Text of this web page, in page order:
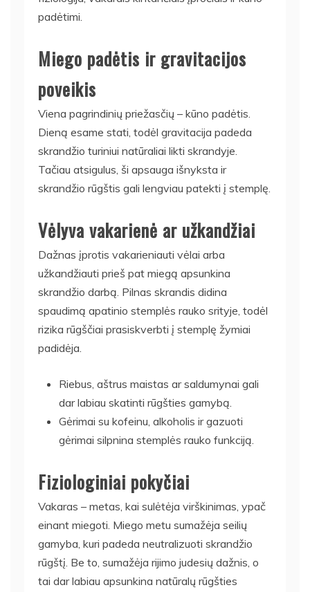
padėtimi.
Miego padėtis ir gravitacijos
poveikis
Viena pagrindinių priežasčių – kūno padėtis.
Dieną esame stati, todėl gravitacija padeda
skrandžio turiniui natūraliai likti skrandyje.
Tačiau atsigulus, ši apsauga išnyksta ir
skrandžio rūgštis gali lengviau patekti į stemplę.
Vėlyva vakarienė ar užkandžiai
Dažnas įprotis vakarieniauti vėlai arba
užkandžiauti prieš pat miegą apsunkina
skrandžio darbą. Pilnas skrandis didina
spaudimą apatinio stemplės rauko srityje, todėl
rizika rūgščiai prasiskverbti į stemplę žymiai
padidėja.
Riebus, aštrus maistas ar saldumynai gali
dar labiau skatinti rūgšties gamybą.
Gėrimai su kofeinu, alkoholis ir gazuoti
gėrimai silpnina stemplės rauko funkciją.
Fiziologiniai pokyčiai
Vakaras – metas, kai sulėtėja virškinimas, ypač
einant miegoti. Miego metu sumažėja seilių
gamyba, kuri padeda neutralizuoti skrandžio
rūgštį. Be to, sumažėja rijimo judesių dažnis, o
tai dar labiau apsunkina natūralų rūgšties